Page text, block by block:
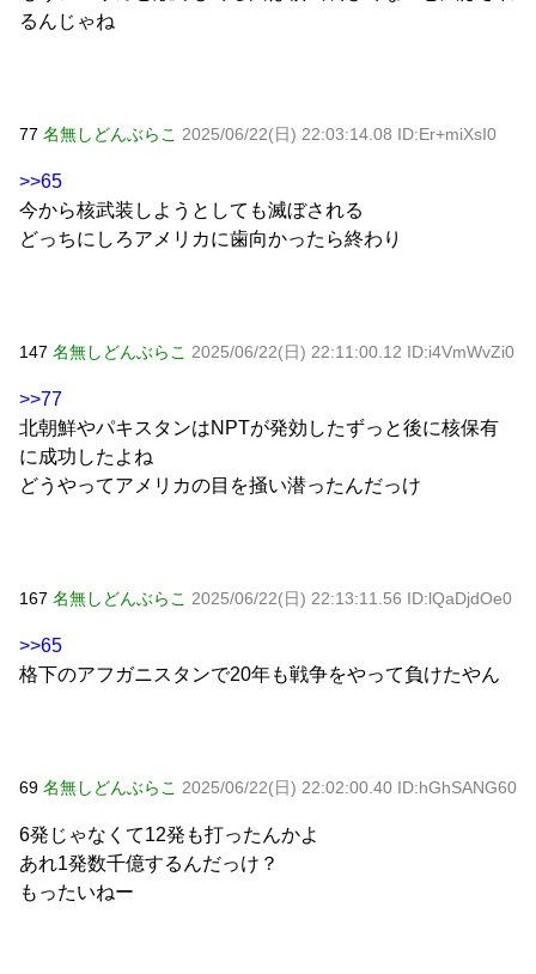
るんじゃね
77 名無しどんぶらこ 2025/06/22(日) 22:03:14.08 ID:Er+miXsI0
>>65
今から核武装しようとしても滅ぼされる
どっちにしろアメリカに歯向かったら終わり
147 名無しどんぶらこ 2025/06/22(日) 22:11:00.12 ID:i4VmWvZi0
>>77
北朝鮮やパキスタンはNPTが発効したずっと後に核保有
に成功したよね
どうやってアメリカの目を掻い潜ったんだっけ
167 名無しどんぶらこ 2025/06/22(日) 22:13:11.56 ID:lQaDjdOe0
>>65
格下のアフガニスタンで20年も戦争をやって負けたやん
69 名無しどんぶらこ 2025/06/22(日) 22:02:00.40 ID:hGhSANG60
6発じゃなくて12発も打ったんかよ
あれ1発数千億するんだっけ？
もったいねー